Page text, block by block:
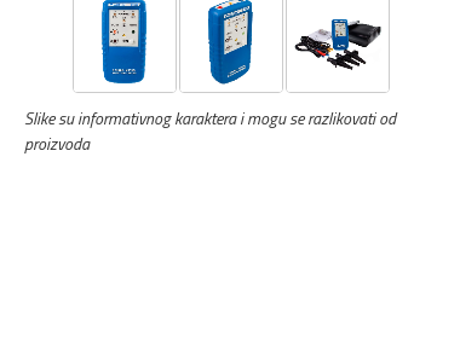
Slike su informativnog karaktera i mogu se razlikovati od
proizvoda